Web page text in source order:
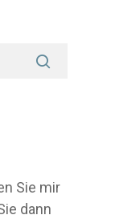
Sie mir
dann